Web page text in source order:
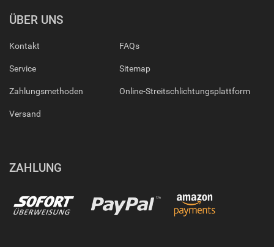
ÜBER UNS
Kontakt
Service
Zahlungsmethoden
Versand
FAQs
Sitemap
Online-Streitschlichtungsplattform
ZAHLUNG